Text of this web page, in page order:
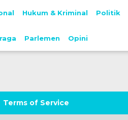
Hukum & Kriminal Politik
Parlemen Opini
Terms of Service